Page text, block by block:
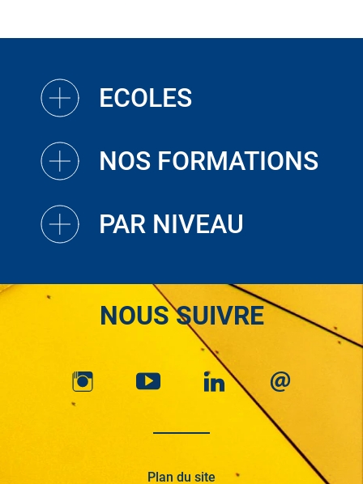
ECOLES
NOS FORMATIONS
PAR NIVEAU
NOUS SUIVRE
Plan du site